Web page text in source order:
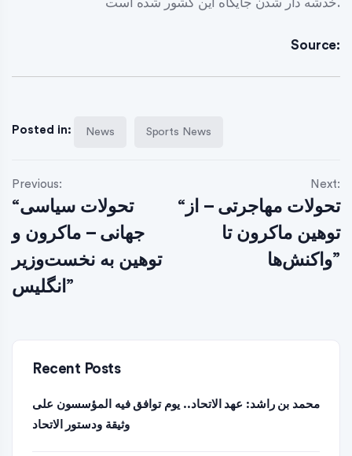
خدشه دار شدن جایگاه این کشور شده است.
Source:
Posted in: News Sports News
Previous:
“تحولات سیاسی
جهانی – ماکرون و
توهین به نخست‌وزیر
انگلیس”
Next:
“تحولات مهاجرتی – از
توهین ماکرون تا
واکنش‌ها”
Recent Posts
محمد بن راشد: عهد الاتحاد.. يوم توافق فيه المؤسسون على
وثيقة ودستور الاتحاد